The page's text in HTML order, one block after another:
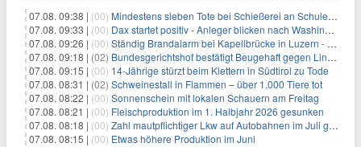
07.08. 09:38 | (00) Mindestens sieben Tote bei Schießerei an Schule nahe Bangkok
07.08. 09:33 | (00) Dax startet positiv - Anleger blicken nach Washington
07.08. 09:26 | (00) Ständig Brandalarm bei Kapellbrücke in Luzern - Spinnen?
07.08. 09:18 | (02) Bundesgerichtshof bestätigt Beugehaft gegen Lina E.
07.08. 09:15 | (00) 14-Jährige stürzt beim Klettern in Südtirol zu Tode
07.08. 08:31 | (02) Schweinestall in Flammen – über 1.000 Tiere tot
07.08. 08:22 | (00) Sonnenschein mit lokalen Schauern am Freitag
07.08. 08:21 | (00) Fleischproduktion im 1. Halbjahr 2026 gesunken
07.08. 08:18 | (00) Zahl mautpflichtiger Lkw auf Autobahnen im Juli gestiegen
07.08. 08:15 | (00) Etwas höhere Produktion im Juni